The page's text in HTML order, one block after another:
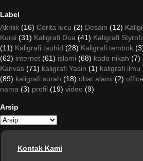
Label
Akrilik (16) Cerita lucu (2) Desain (12)
Kursi (31) Kaligrafi Doa (41) Kaligrafi
(11) Kaligrafi tauhid (28) Kaligrafi tembok
(62) internet (61) islami (68) kado nikah (7)
Kanvas (71) kaligrafi Yasin (1) kaligrafi ilmu
(89) kaligrafi surah (18) obat alami (2) office
nama (3) profil (19) video (9)
Arsip
Kontak Kami